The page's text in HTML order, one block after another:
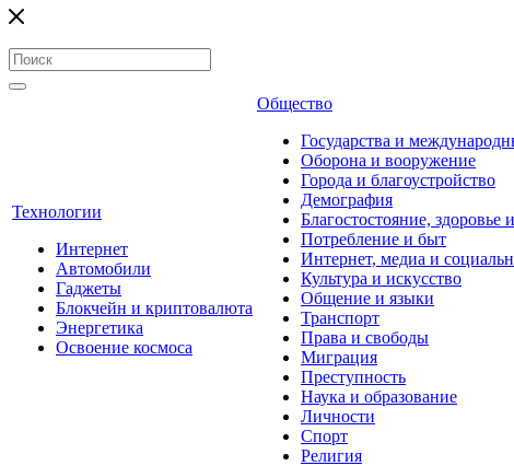
Технологии
Интернет
Автомобили
Гаджеты
Блокчейн и криптовалюта
Энергетика
Освоение космоса
Общество
Государства и
Оборона и вооружение
Города и благоустройство
Демография
Благостостояние, здоровье
Потребление и быт
Интернет, медиа и
Культура и искусство
Общение и языки
Транспорт
Права и свободы
Миграция
Преступность
Наука и образование
Личности
Спорт
Религия